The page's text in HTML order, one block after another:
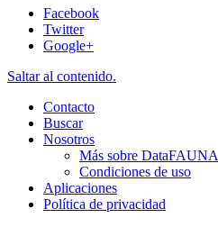
Facebook
Twitter
Google+
Saltar al contenido.
Contacto
Buscar
Nosotros
Más sobre DataFAUNA
Condiciones de uso
Aplicaciones
Política de privacidad